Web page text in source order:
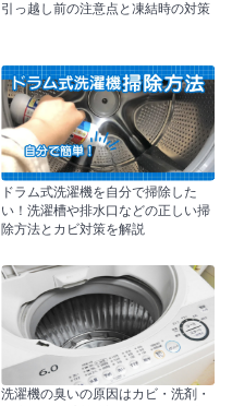
引っ越し前の注意点と凍結時の対策
ドラム式洗濯機を自分で掃除した
い！洗濯槽や排水口などの正しい掃
除方法とカビ対策を解説
洗濯機の臭いの原因はカビ・洗剤・